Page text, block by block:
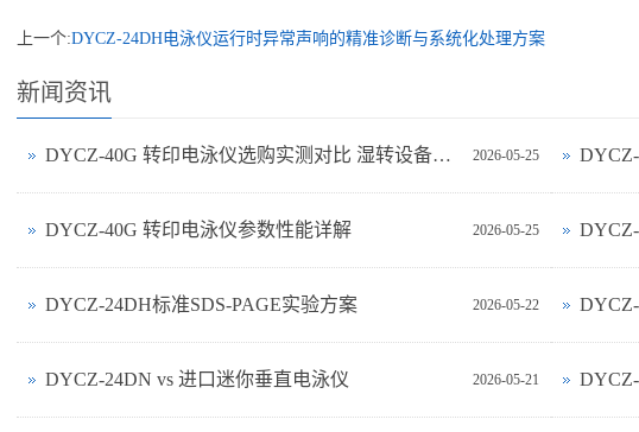
上一个:DYCZ-24DH电泳仪运行时异常声响的精准诊断与系统化处理方案
新闻资讯
2026-05-25
DYCZ-40G 转印电泳仪选购实测对比 湿转设备怎么选不踩坑
2026-05-25
DYCZ-40G 转印电泳仪参数性能详解
2026-05-22
DYCZ-24DH标准SDS-PAGE实验方案
2026-05-21
DYCZ‑24DN vs 进口迷你垂直电泳仪